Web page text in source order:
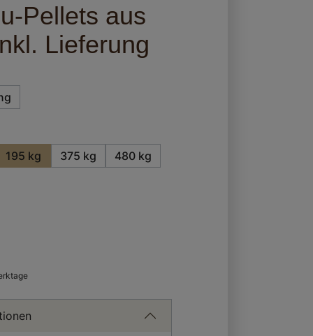
Pellets aus
Lieferung
verfügbar.)
195 kg 375 kg
480 kg